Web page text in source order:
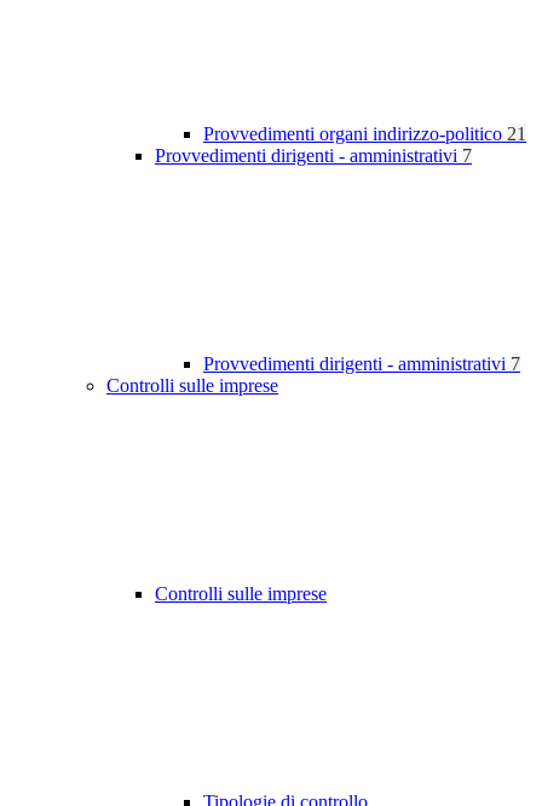
Provvedimenti organi indirizzo-politico 21
Provvedimenti dirigenti - amministrativi 7
Provvedimenti dirigenti - amministrativi 7
Controlli sulle imprese
Controlli sulle imprese